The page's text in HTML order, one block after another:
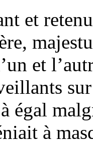
et
et
égal
à